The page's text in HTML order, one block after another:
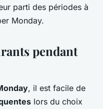
parti des périodes à
Monday.
pendant
, il est facile de
lors du choix